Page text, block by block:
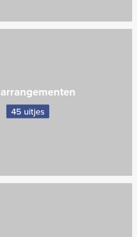
45 uitjes